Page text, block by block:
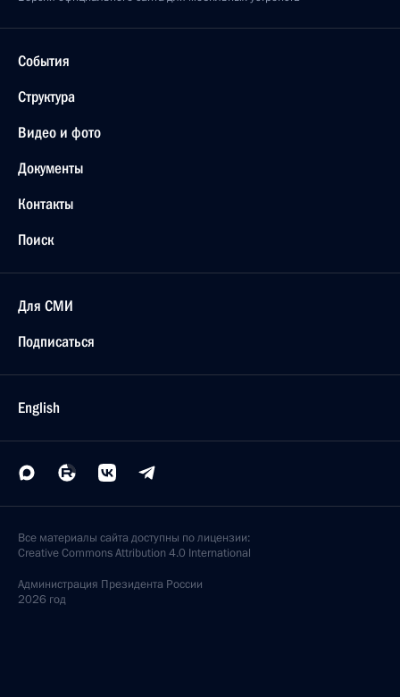
События
Структура
Видео и фото
Документы
Контакты
Поиск
Для СМИ
Подписаться
English
Все материалы сайта доступны по лицензии:
Creative Commons Attribution 4.0 International
Администрация Президента России
2026 год